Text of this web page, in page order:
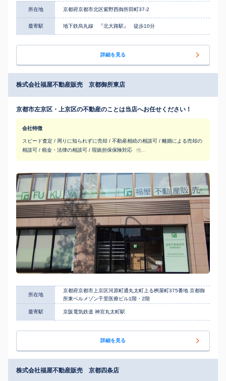
所在地 京都府京都市北区紫野西御所田町37-2
最寄駅 地下鉄烏丸線 『北大路駅』 徒歩10分
詳細を見る
株式会社福屋不動産販売 京都御所東店
京都市左京区・上京区の不動産のことは当店へお任せください！
会社特徴
スピード査定 / 周りに知られずに売却 / 不動産相続の相談可 / 離婚による売却の
相談可 / 税金・法律の相談可 / 瑕疵担保保険対応
他...
所在地
京都府京都市上京区河原町通丸太町上る桝屋町375番地 京都御
所東ベルメゾン千里医療ビル1階・2階
最寄駅 京阪電気鉄道 神宮丸太町駅
詳細を見る
株式会社福屋不動産販売 京都四条店